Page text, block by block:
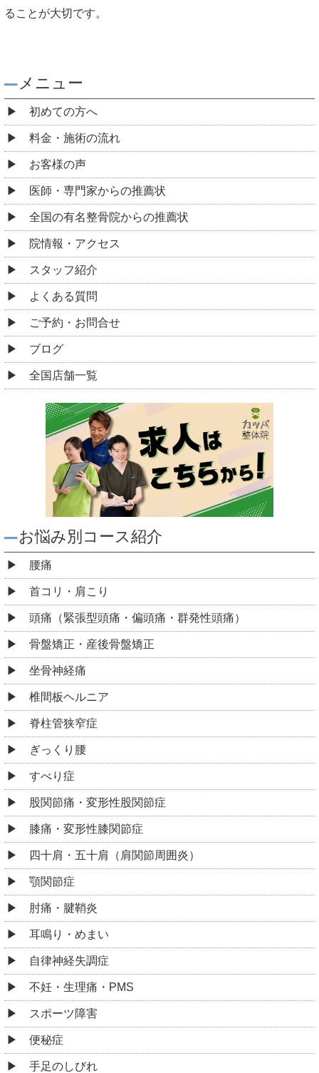
ることが大切です。
メニュー
初めての方へ
料金・施術の流れ
お客様の声
医師・専門家からの推薦状
全国の有名整骨院からの推薦状
院情報・アクセス
スタッフ紹介
よくある質問
ご予約・お問合せ
ブログ
全国店舗一覧
お悩み別コース紹介
腰痛
首コリ・肩こり
頭痛（緊張型頭痛・偏頭痛・群発性頭痛）
骨盤矯正・産後骨盤矯正
坐骨神経痛
椎間板ヘルニア
脊柱管狭窄症
ぎっくり腰
すべり症
股関節痛・変形性股関節症
膝痛・変形性膝関節症
四十肩・五十肩（肩関節周囲炎）
顎関節症
肘痛・腱鞘炎
耳鳴り・めまい
自律神経失調症
不妊・生理痛・PMS
スポーツ障害
便秘症
手足のしびれ